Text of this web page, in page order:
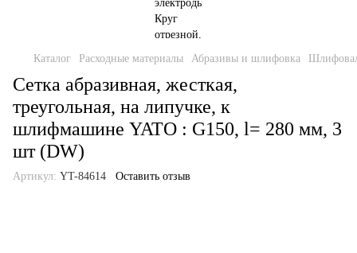
Каталог Расходные материалы Абразивы и шлифовка
Сетка абразивная, жесткая,
треугольная, на липучке, к
шлифмашине YATO : G150, l= 280 мм, 3
шт (DW)
Артикул: YT-84614 Оставить отзыв